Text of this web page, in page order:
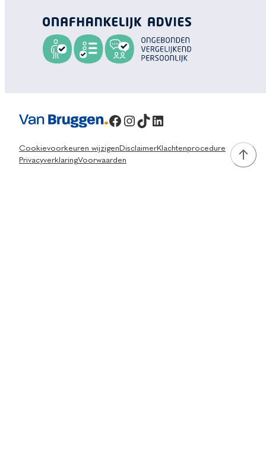
Facebook
Instagram
TikTok
LinkedIn
Cookievoorkeuren wijzigen DisclaimerKlachtenprocedure
PrivacyverklaringVoorwaarden